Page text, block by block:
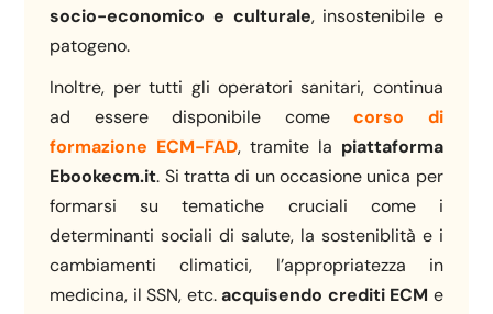
socio-economico e culturale, insostenibile e
patogeno.
Inoltre, per tutti gli operatori sanitari, continua
ad essere disponibile comecorso di
formazione ECM-FAD, tramite la piattaforma
Ebookecm.it. Si tratta di un occasione unica per
formarsi su tematiche cruciali come i
determinanti sociali di salute, la sosteniblità e i
cambiamenti climatici, l’appropriatezza in
medicina, il SSN, etc.acquisendo crediti ECM e